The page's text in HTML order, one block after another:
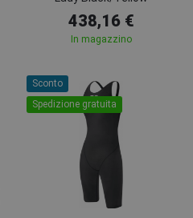
438,16 €
In magazzino
Sconto
Spedizione gratuita